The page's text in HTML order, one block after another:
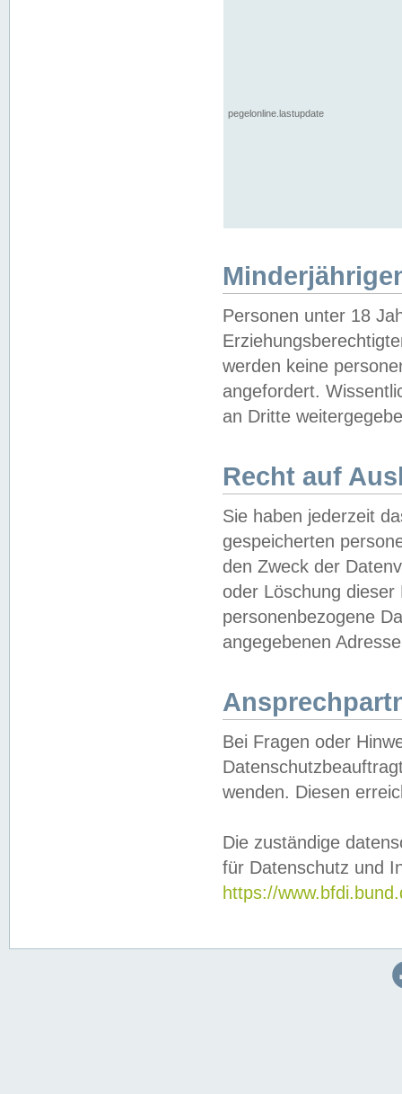
pegelonline.lastupdate
Personen unter 18
werden keine
angefordert.
an Dritte
Recht auf
Sie haben jederzeit
gespeicherten
den Zweck der
oder Löschung
personenbezogene
angegebenen
Bei Fragen oder
wenden. Diesen
Die zuständige
für Datenschutz und
https://